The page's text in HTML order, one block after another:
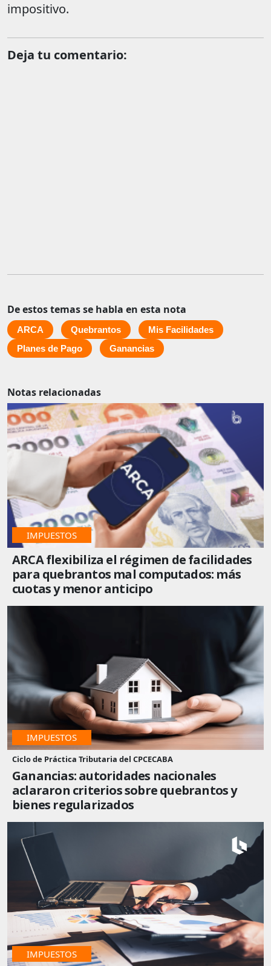
impositivo.
Deja tu comentario:
De estos temas se habla en esta nota
ARCA Quebrantos
Mis Facilidades
Planes de Pago
Ganancias
Notas relacionadas
IMPUESTOS
ARCA flexibiliza el régimen de facilidades
para quebrantos mal computados: más
cuotas y menor anticipo
IMPUESTOS
Ciclo de Práctica Tributaria del CPCECABA
Ganancias: autoridades nacionales
aclararon criterios sobre quebrantos y
bienes regularizados
IMPUESTOS